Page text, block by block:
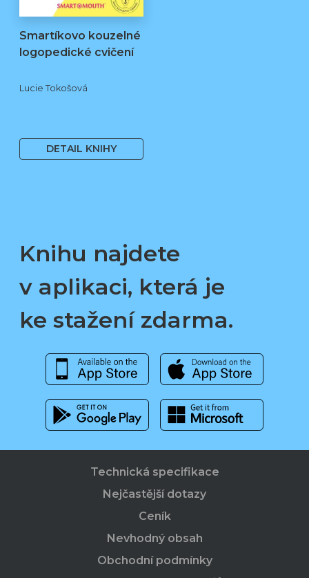
Smartíkovo kouzelné
logopedické cvičení
Lucie Tokošová
DETAIL KNIHY
Knihu najdete
v aplikaci, která je
ke stažení zdarma.
Technická specifikace
Nejčastější dotazy
Ceník
Nevhodný obsah
Obchodní podmínky